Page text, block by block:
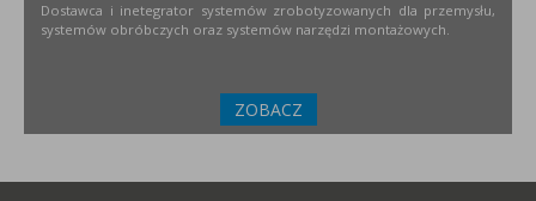
Dostawca i inetegrator systemów zrobotyzowanych dla przemysłu,
systemów obróbczych oraz systemów narzędzi montażowych.
ZOBACZ